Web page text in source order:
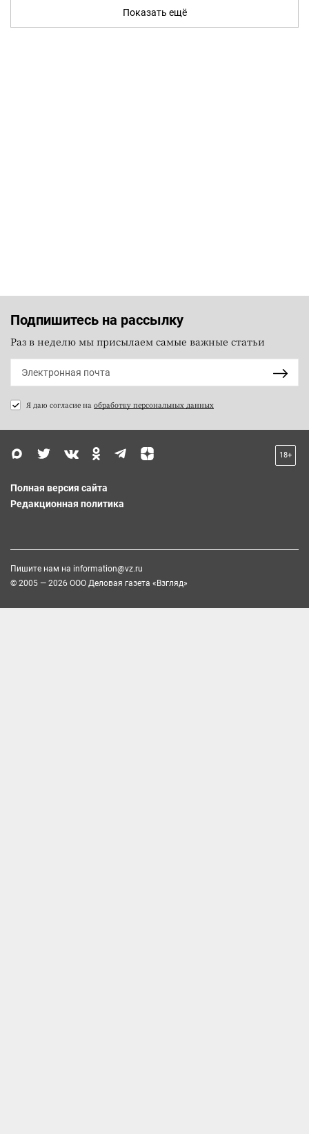
Показать ещё
Подпишитесь на рассылку
Раз в неделю мы присылаем самые важные статьи
Я даю согласие на обработку персональных данных
18+
Полная версия сайта
Редакционная политика
Пишите нам на information@vz.ru
© 2005 — 2026 ООО Деловая газета «Взгляд»